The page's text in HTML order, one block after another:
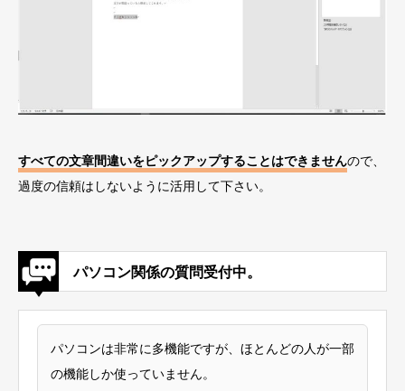
すべての文章間違いをピックアップすることはできませんので、
過度の信頼はしないように活用して下さい。
パソコン関係の質問受付中。
パソコンは非常に多機能ですが、ほとんどの人が一部
の機能しか使っていません。